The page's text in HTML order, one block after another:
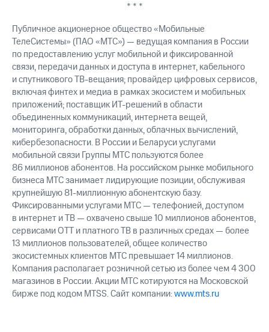
* * *
Публичное акционерное общество «Мобильные
ТелеСистемы» (ПАО «МТС») — ведущая компания в России
по предоставлению услуг мобильной и фиксированной
связи, передачи данных и доступа в интернет, кабельного
и спутникового ТВ-вещания; провайдер цифровых сервисов,
включая финтех и медиа в рамках экосистем и мобильных
приложений; поставщик ИТ-решений в области
объединенных коммуникаций, интернета вещей,
мониторинга, обработки данных, облачных вычислений,
кибербезопасности. В России и Беларуси услугами
мобильной связи Группы МТС пользуются более
86 миллионов абонентов. На российском рынке мобильного
бизнеса МТС занимает лидирующие позиции, обслуживая
крупнейшую 81-миллионную абонентскую базу.
Фиксированными услугами МТС — телефонией, доступом
в интернет и ТВ — охвачено свыше 10 миллионов абонентов,
сервисами OTT и платного ТВ в различных средах — более
13 миллионов пользователей, общее количество
экосистемных клиентов МТС превышает 14 миллионов.
Компания располагает розничной сетью из более чем 4 300
магазинов в России. Акции МТС котируются на Московской
бирже под кодом MTSS. Сайт компании:www.mts.ru